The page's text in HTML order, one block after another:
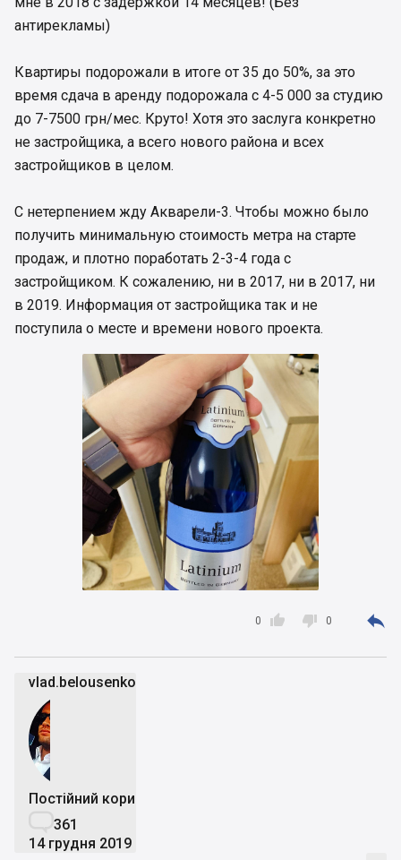
антирекламы)
Квартиры подорожали в итоге от 35 до 50%, за это
время сдача в аренду подорожала с 4-5 000 за студию
до 7-7500 грн/мес. Круто! Хотя это заслуга конкретно
не застройщика, а всего нового района и всех
застройщиков в целом.
С нетерпением жду Акварели-3. Чтобы можно было
получить минимальную стоимость метра на старте
продаж, и плотно поработать 2-3-4 года с
застройщиком. К сожалению, ни в 2017, ни в 2017, ни
в 2019. Информация от застройщика так и не
поступила о месте и времени нового проекта.

0  0 
vlad.belousenko
Постійний користувач
361
14 грудня 2019